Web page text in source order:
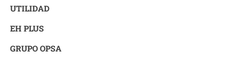
UTILIDAD
EH PLUS
GRUPO OPSA